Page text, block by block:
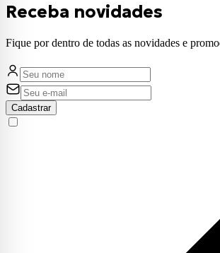
Receba novidades
Fique por dentro de todas as novidades e
Cadastrar